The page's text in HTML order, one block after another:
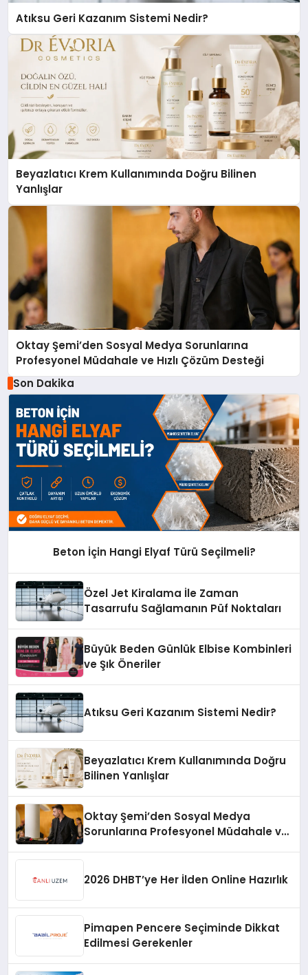
Atıksu Geri Kazanım Sistemi Nedir?
Beyazlatıcı Krem Kullanımında Doğru Bilinen
Yanlışlar
Oktay Şemi’den Sosyal Medya Sorunlarına
Profesyonel Müdahale ve Hızlı Çözüm Desteği
Son Dakika
Beton İçin Hangi Elyaf Türü Seçilmeli?
Özel Jet Kiralama İle Zaman
Tasarrufu Sağlamanın Püf Noktaları
Büyük Beden Günlük Elbise Kombinleri
ve Şık Öneriler
Atıksu Geri Kazanım Sistemi Nedir?
Beyazlatıcı Krem Kullanımında Doğru
Bilinen Yanlışlar
Oktay Şemi’den Sosyal Medya
Sorunlarına Profesyonel Müdahale ve
2026 DHBT’ye Her İlden Online Hazırlık
Pimapen Pencere Seçiminde Dikkat
Edilmesi Gerekenler